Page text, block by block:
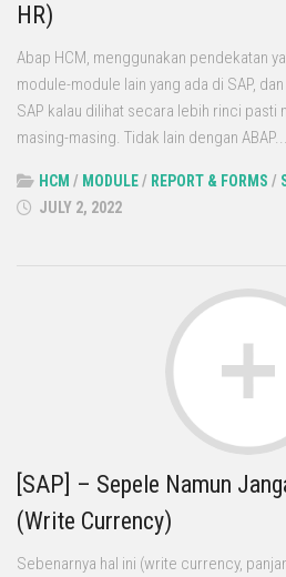
HR)
Abap HCM, menggunakan pendekatan
module-module lain yang ada di SAP,
SAP kalau dilihat secara lebih rinci pasti
masing-masing. Tidak lain dengan ABAP...
HCM / MODULE/ REPORT & FORMS /
JULY 2, 2022
[SAP] – Sepele Namun
(Write Currency)
Sebenarnya hal ini (write currency,